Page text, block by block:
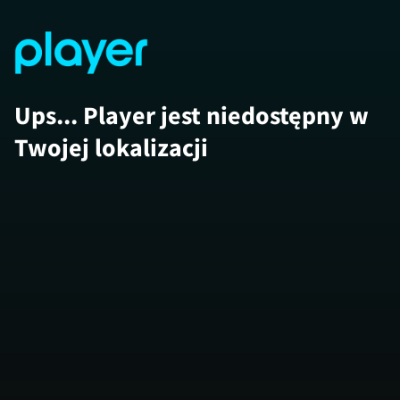
Ups... Player jest niedostępny w
Twojej lokalizacji